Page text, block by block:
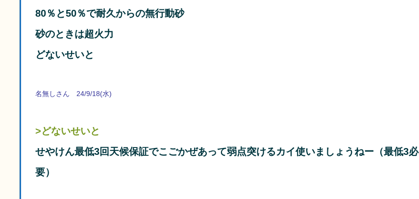
80％と50％で耐久からの無行動砂
砂のときは超火力
どないせいと
名無しさん 24/9/18(水)
>どないせいと
せやけん最低3回天候保証でこごかぜあって弱点突けるカイ使いましょうねー（最低3必
要）